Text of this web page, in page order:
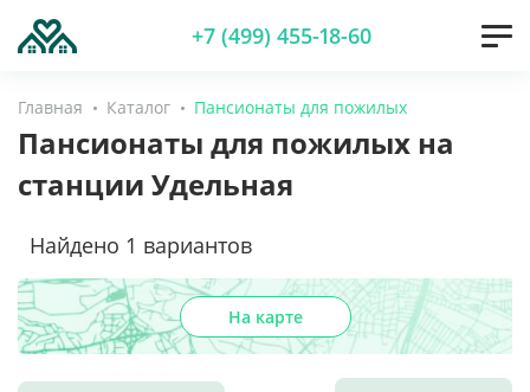
+7 (499) 455-18-60
Главная Каталог Пансионаты для пожилых
Пансионаты для пожилых на
станции Удельная
Найдено 1 вариантов
На карте